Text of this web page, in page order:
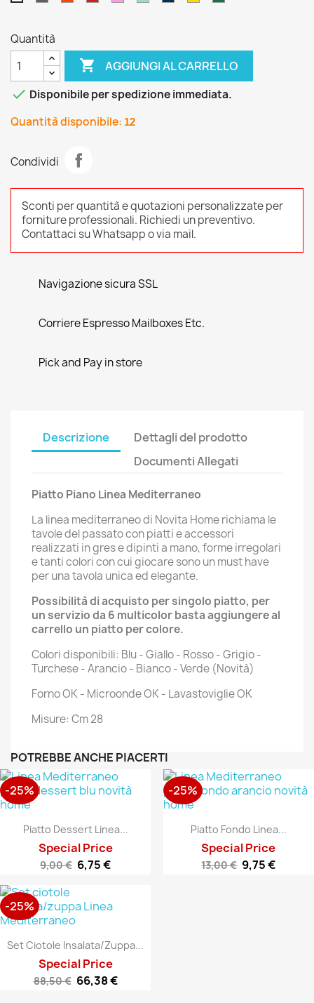
Quantità
 AGGIUNGI AL CARRELLO
 Disponibile per spedizione immediata.
Quantità disponibile: 12
Condividi
Sconti per quantità e quotazioni personalizzate per
forniture professionali. Richiedi un preventivo.
Contattaci su Whatsapp o via mail.
Navigazione sicura SSL
Corriere Espresso Mailboxes Etc.
Pick and Pay in store
Descrizione
Dettagli del prodotto
Documenti Allegati
Piatto Piano Linea Mediterraneo
La linea mediterraneo di Novita Home richiama le
tavole del passato con piatti e accessori
realizzati in gres e dipinti a mano, forme irregolari
e tanti colori con cui giocare sono un must have
per una tavola unica ed elegante.
Possibilità di acquisto per singolo piatto, per
un servizio da 6 multicolor basta aggiungere al
carrello un piatto per colore.
Colori disponibili: Blu - Giallo - Rosso - Grigio -
Turchese - Arancio - Bianco - Verde (Novità)
Forno OK - Microonde OK - Lavastoviglie OK
Misure: Cm 28
POTREBBE ANCHE PIACERTI
Piatto Dessert Linea...
Special Price
9,00 € 6,75 €
-25%
Piatto Fondo Linea...
Special Price
13,00 € 9,75 €
-25%
Set Ciotole Insalata/zuppa...
Special Price
88,50 € 66,38 €
-25%